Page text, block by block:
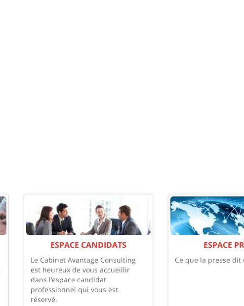
ESPACE CANDIDATS
Le Cabinet Avantage Consulting
est heureux de vous accueillir
dans l’espace candidat
professionnel qui vous est
réservé.
ESPACE
Ce que la presse dit